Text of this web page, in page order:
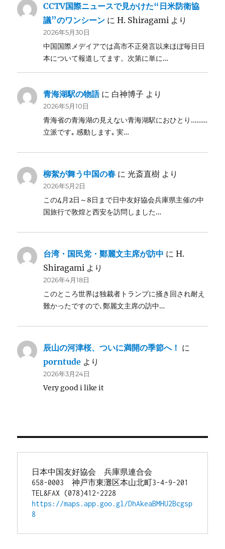
CCTV国際ニュースで見かけた“日米防衛協
議”のワンシーン にH. Shiragami より
2026年5月30日
中国国際メデイアでは高市不正発言以来ほぼ毎日日
本について報道してます。次第に単に…
青海湖駅の物語に 白神博子 より
2026年5月10日
青海省の青海湖の見えない青海湖駅におひとり………
立派です｡ 感動します｡ 実…
柳絮が舞う中国の春 に光斎直樹 より
2026年5月2日
この4月2日～8日まで日中友好協会兵庫県主催の中
国旅行で敦煌と西安を訪問しました…
台湾・国民党・鄭麗文主席が訪中 にH.
Shiragami より
2026年4月18日
このところ世界は独裁者トランプに掻き回され耐え
難かったですので､鄭麗文主席の訪中…
辰山の河津桜、ついに満開の季節へ！ に
porntude より
2026年3月24日
Very good i like it
日本中国友好協会　兵庫県連合会
658-0003　神戸市東灘区本山北町3-4-9-201
TEL&FAX (078)412-2228
https://maps.app.goo.gl/DhAkeaBMHU2Bcgsp
8